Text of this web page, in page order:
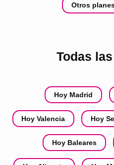
Otros
Todas
Hoy Madrid
Hoy Valencia Hoy
Hoy Baleares